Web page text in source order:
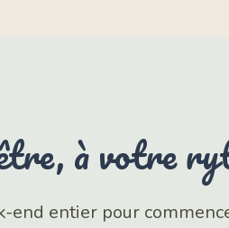
à votre
end entier pour